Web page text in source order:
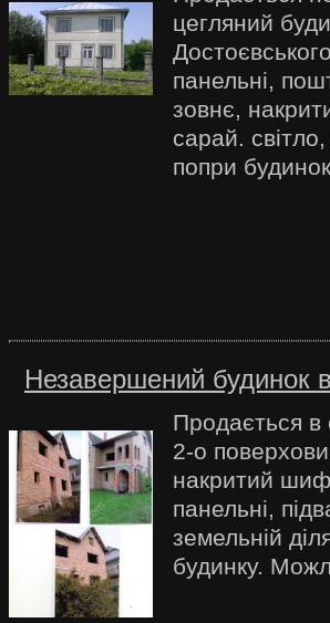
цегляний
панельні,
зовнє,
сарай.
попри
Незавершений будинок
Продається в
2-о
накритий
панельні,
земельній
будинку.